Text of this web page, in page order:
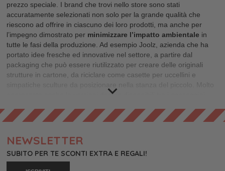
prezzo speciale. I brand che trovi nello store sono stati
accuratamente selezionati non solo per la grande qualità che
riescono ad offrire in ciascuno dei loro prodotti, ma anche per
l’impegno dimostrato per minimizzare l’impatto ambientale in
tutte le fasi della produzione. Ad esempio Joolz, azienda che ha
portato idee fresche ed innovative nel settore, a partire dal
packaging che può essere riutilizzato per creare delle originali
strutture in cartone, da riciclare come casette per uccellini e
apprezzate anche le versioni doppie disponibili tra i
dinamico e che presenta prodotti all’avanguardia perfetti per
offriranno la possibilità di rivoluzionare il tuo approccio alla
genitorialità, grazie asoluzioni resistenti e durevoli
NEWSLETTER
SUBITO PER TE SCONTI EXTRA E REGALI!